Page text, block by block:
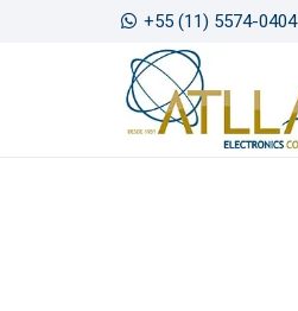
+55 (11) 5574-0404